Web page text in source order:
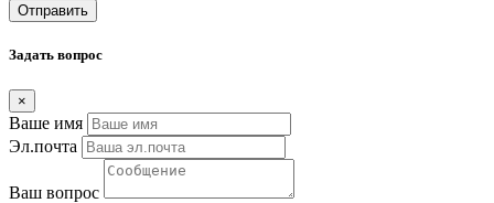
Отправить
Задать вопрос
×
Ваше имя
Эл.почта
Ваш вопрос